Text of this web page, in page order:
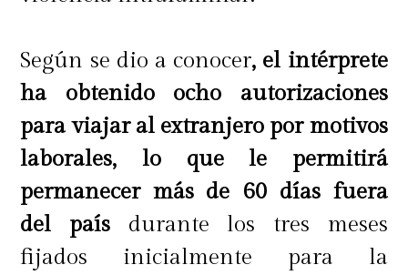
Según se dio a conocer, el intérprete
ha obtenido ocho autorizaciones
para viajar al extranjero por motivos
laborales, lo que le permitirá
permanecer más de 60 días fuera
del país durante los tres meses
fijados inicialmente para la